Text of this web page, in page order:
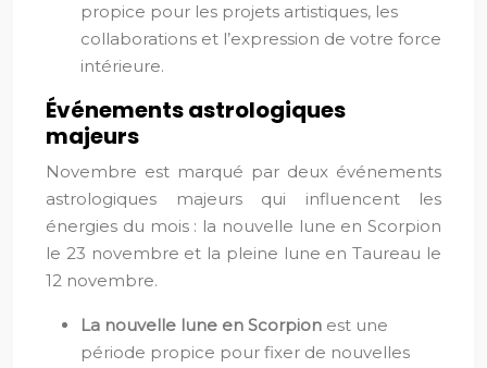
propice pour les projets artistiques, les
collaborations et l’expression de votre force
intérieure.
Événements astrologiques
majeurs
Novembre est marqué par deux événements
astrologiques majeurs qui influencent les
énergies du mois : la nouvelle lune en Scorpion
le 23 novembre et la pleine lune en Taureau le
12 novembre.
La nouvelle lune en Scorpion est une
période propice pour fixer de nouvelles